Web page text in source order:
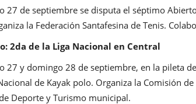
27 de septiembre se disputa el séptimo
la Federación Santafesina de Tenis.
2da de la Liga Nacional en Central
27 y domingo 28 de septiembre, en la pileta
de Kayak polo. Organiza la Comisión
Deporte y Turismo municipal.